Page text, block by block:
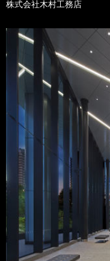
株式会社木村工務店